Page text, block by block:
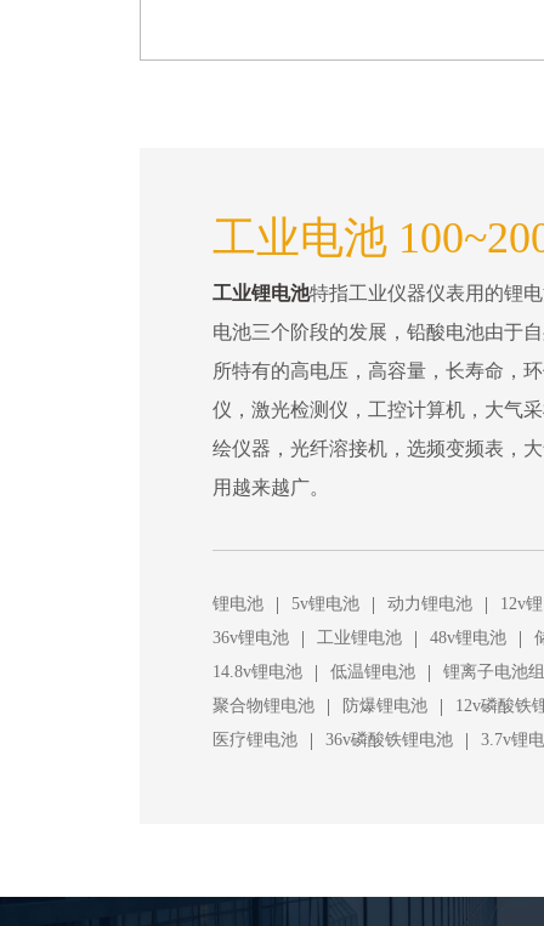
工业电池
工业锂电池特指工业仪器仪表用的锂
电池三个阶段的发展，铅酸电池由于
所特有的高电压，高容量，长寿命，
仪，激光检测仪，工控计算机，大气
绘仪器，光纤溶接机，选频变频表，
用越来越广。
锂电池 | 5v锂电池 | 动力锂电池 |
12v
36v锂电池
| 工业锂电池 | 48v锂电池 |
14.8v锂电池
| 低温锂电池 |
锂离子电池组
聚合物锂电池
| 防爆锂电池 |
12v磷酸铁
医疗锂电池
| 36v磷酸铁锂电池 | 3.7v锂